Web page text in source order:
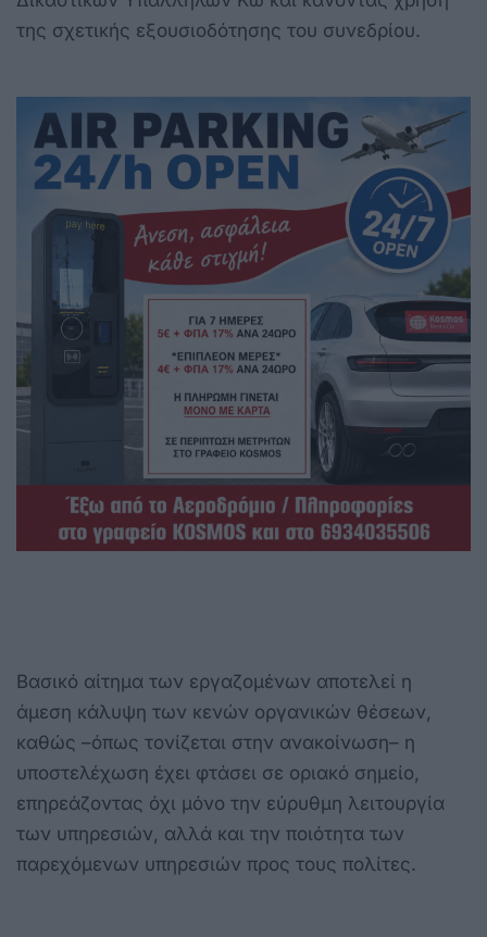
της σχετικής εξουσιοδότησης του συνεδρίου.
Βασικό αίτημα των εργαζομένων αποτελεί η
άμεση κάλυψη των κενών οργανικών θέσεων,
καθώς –όπως τονίζεται στην ανακοίνωση– η
υποστελέχωση έχει φτάσει σε οριακό σημείο,
επηρεάζοντας όχι μόνο την εύρυθμη λειτουργία
των υπηρεσιών, αλλά και την ποιότητα των
παρεχόμενων υπηρεσιών προς τους πολίτες.